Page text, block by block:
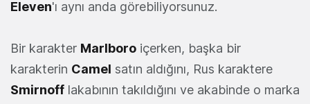
Eleven'ı aynı anda görebiliyorsunuz.
Bir karakter Marlboro içerken, başka bir
karakterin Camel satın aldığını, Rus karaktere
Smirnoff lakabının takıldığını ve akabinde o marka